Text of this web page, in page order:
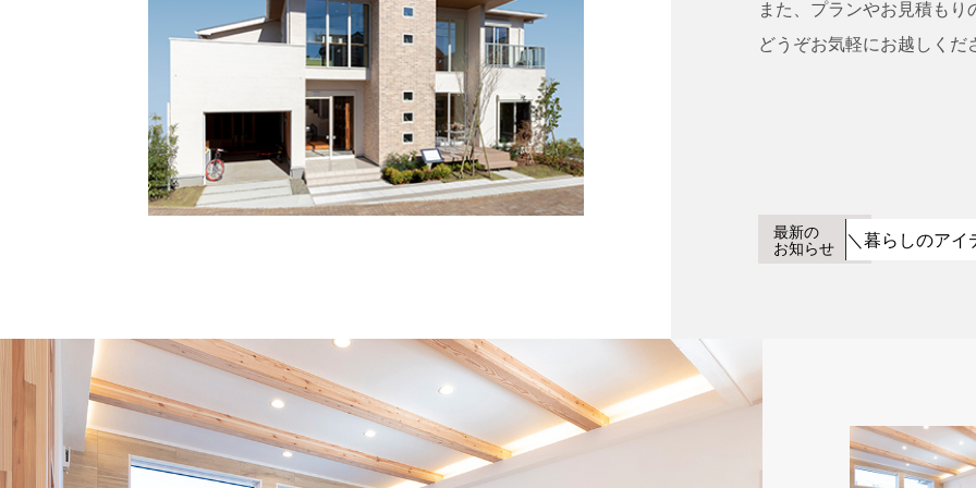
また、プランやお見積も
どうぞお気軽にお越しくだ
最新の
お知らせ ＼暮らしのア